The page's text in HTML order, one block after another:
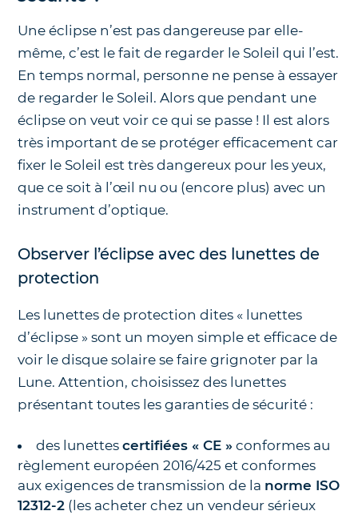
Une éclipse n’est pas dangereuse par elle-
même, c’est le fait de regarder le Soleil qui l’est.
En temps normal, personne ne pense à essayer
de regarder le Soleil. Alors que pendant une
éclipse on veut voir ce qui se passe ! Il est alors
très important de se protéger efficacement car
fixer le Soleil est très dangereux pour les yeux,
que ce soit à l’œil nu ou (encore plus) avec un
instrument d’optique.
Observer l’éclipse avec des lunettes de
protection
Les lunettes de protection dites « lunettes
d’éclipse » sont un moyen simple et efficace de
voir le disque solaire se faire grignoter par la
Lune. Attention, choisissez des lunettes
présentant toutes les garanties de sécurité :
des lunettescertifiées « CE » conformes au
règlement européen 2016/425 et conformes
aux exigences de transmission de la norme ISO
12312-2 (les acheter chez un vendeur sérieux